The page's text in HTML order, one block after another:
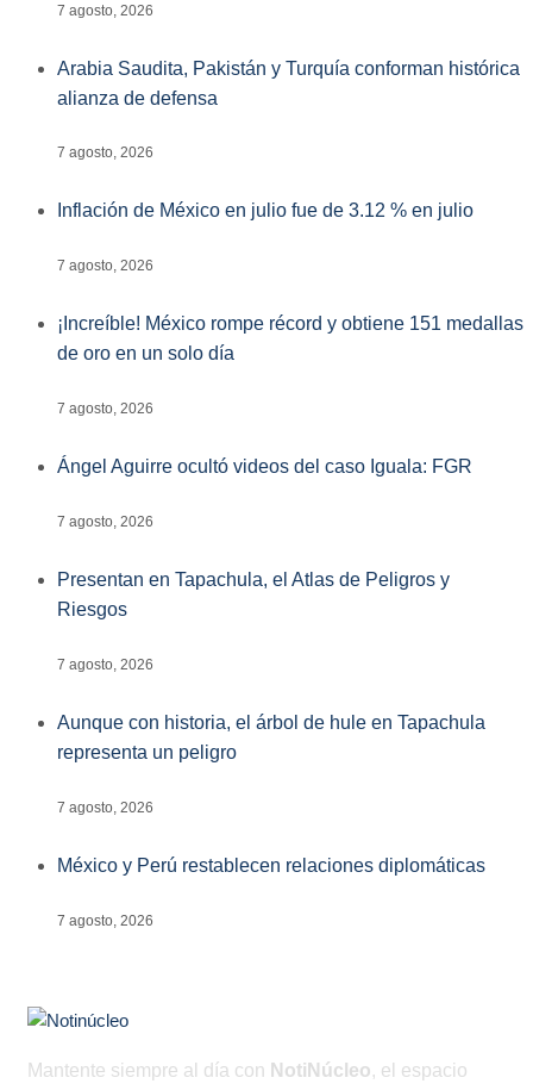
7 agosto, 2026
Arabia Saudita, Pakistán y Turquía conforman histórica
alianza de defensa
7 agosto, 2026
Inflación de México en julio fue de 3.12 % en julio
7 agosto, 2026
¡Increíble! México rompe récord y obtiene 151 medallas
de oro en un solo día
7 agosto, 2026
Ángel Aguirre ocultó videos del caso Iguala: FGR
7 agosto, 2026
Presentan en Tapachula, el Atlas de Peligros y
Riesgos
7 agosto, 2026
Aunque con historia, el árbol de hule en Tapachula
representa un peligro
7 agosto, 2026
México y Perú restablecen relaciones diplomáticas
7 agosto, 2026
Mantente siempre al día con NotiNúcleo, el espacio